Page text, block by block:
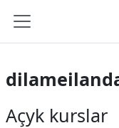
Side panel
Açyk kurslar